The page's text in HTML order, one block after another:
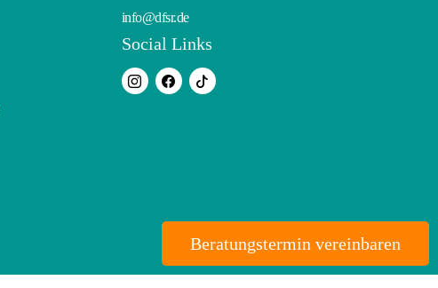
info@dfsr.de
Social Links
Beratungstermin vereinbaren